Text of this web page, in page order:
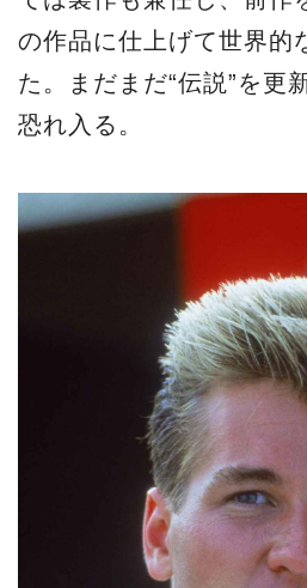
の作品に仕上げて世界的
た。まだまだ“伝説”を更
恐れ入る。